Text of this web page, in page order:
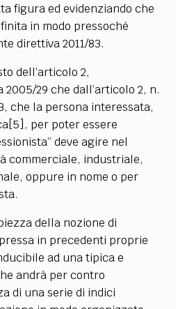
figura ed evidenziando che
in modo pressoché
direttiva 2011/83.
dell’articolo 2,
29 che dall’articolo 2, n.
che la persona interessata,
per poter essere
deve agire nel
commerciale, industriale,
oppure in nome o per
della nozione di
in precedenti proprie
ad una tipica e
andrà per contro
di una serie di indici